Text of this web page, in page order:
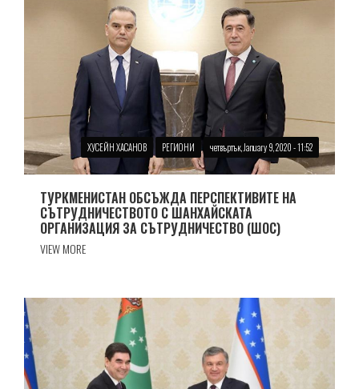
ХУСЕЙН ХАСАНОВ РЕГИОНИ четвъртък, January 9, 2020 - 11:52
ТУРКМЕНИСТАН ОБСЪЖДА ПЕРСПЕКТИВИТЕ НА
СЪТРУДНИЧЕСТВОТО С ШАНХАЙСКАТА
ОРГАНИЗАЦИЯ ЗА СЪТРУДНИЧЕСТВО (ШОС)
VIEW MORE